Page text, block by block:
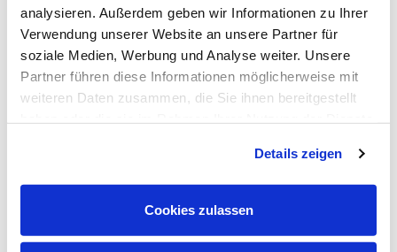
analysieren. Außerdem geben wir Informationen zu Ihrer
Verwendung unserer Website an unsere Partner für
soziale Medien, Werbung und Analyse weiter. Unsere
Partner führen diese Informationen möglicherweise mit
weiteren Daten zusammen, die Sie ihnen bereitgestellt
Verarbeitung Ihrer Daten in den USA ein. Alle weiteren
Informationen zu Cookies finden Sie in unseren
Datenschutzhinweisen .
Details zeigen
Cookies zulassen
Bewerbungsformular
ausfüllen
Lebenslauf
hochladen
Zurück